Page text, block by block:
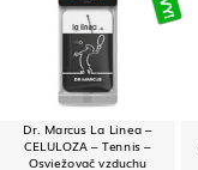
Dr. Marcus La Linea –
CELULOZA – Tennis –
Osviežovač vzduchu